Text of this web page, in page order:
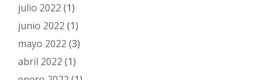
julio 2022 (1)
junio 2022 (1)
mayo 2022 (3)
abril 2022 (1)